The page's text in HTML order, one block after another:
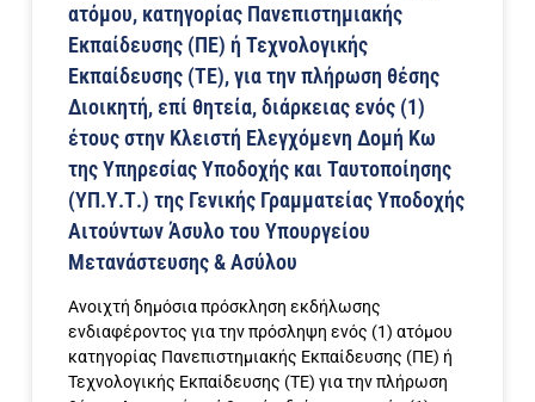
ατόμου, κατηγορίας Πανεπιστημιακής
Εκπαίδευσης (ΠΕ) ή Τεχνολογικής
Εκπαίδευσης (ΤΕ), για την πλήρωση θέσης
Διοικητή, επί θητεία, διάρκειας ενός (1)
έτους στην Κλειστή Ελεγχόμενη Δομή Κω
της Υπηρεσίας Υποδοχής και Ταυτοποίησης
(ΥΠ.Υ.Τ.) της Γενικής Γραμματείας Υποδοχής
Αιτούντων Άσυλο του Υπουργείου
Μετανάστευσης & Ασύλου
Ανοιχτή δημόσια πρόσκληση εκδήλωσης
ενδιαφέροντος για την πρόσληψη ενός (1) ατόμου
κατηγορίας Πανεπιστημιακής Εκπαίδευσης (ΠΕ) ή
Τεχνολογικής Εκπαίδευσης (ΤΕ) για την πλήρωση